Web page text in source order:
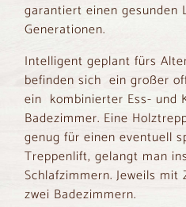
garantiert einen gesunden
Generationen.
Intelligent geplant fürs
befinden sich ein großer
ein kombinierter Ess- und
Badezimmer. Eine
genug für einen eventuell
Treppenlift, gelangt man
Schlafzimmern. Jeweils
zwei Badezimmern.